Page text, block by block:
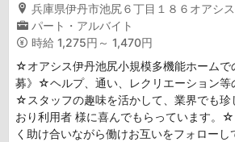
兵庫県伊丹市池尻６丁目１８６オアシ
パート・アルバイト
時給 1,275円～ 1,470円
☆オアシス伊丹池尻小規模多機能ホームで
募》☆ヘルプ、通い、レクリエーション等
☆スタッフの趣味を活かして、業界でも珍
おり利用者 様に喜んでもらっています。
く助け合いながら働けお互いをフォロー